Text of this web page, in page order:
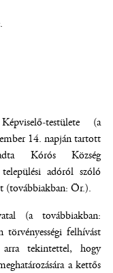
testülete (a
14. napján tartott
Kórós Község
adóról szóló
(továbbiakban: Ör.).
(a továbbiakban:
felhívást
tekintettel, hogy
a kettős